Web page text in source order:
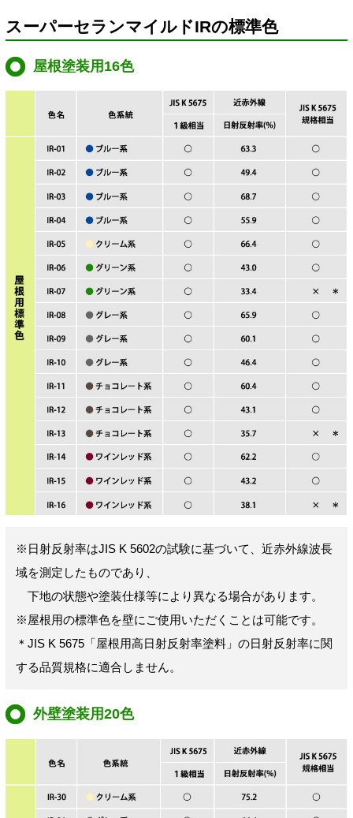
スーパーセランマイルドIRの標準色
屋根塗装用16色
※日射反射率はJIS K 5602の試験に基づいて、近赤外線波長
域を測定したものであり、
下地の状態や塗装仕様等により異なる場合があります。
※屋根用の標準色を壁にご使用いただくことは可能です。
＊JIS K 5675「屋根用高日射反射率塗料」の日射反射率に関
する品質規格に適合しません。
外壁塗装用20色